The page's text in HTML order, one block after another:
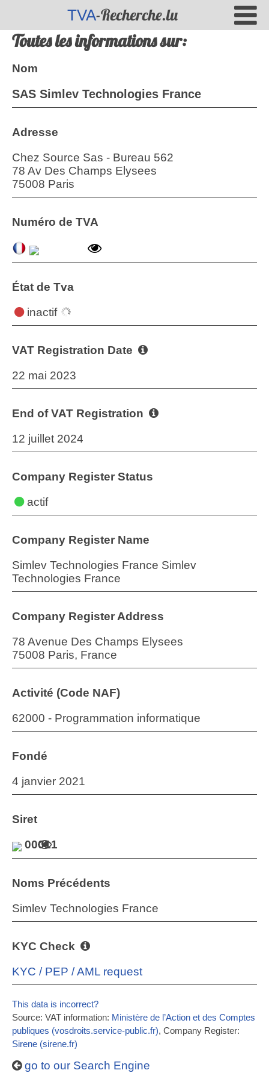
TVA-Recherche.lu
Toutes les informations sur:
Nom
SAS Simlev Technologies France
Adresse
Chez Source Sas - Bureau 562
78 Av Des Champs Elysees
75008 Paris
Numéro de TVA
État de Tva
inactif
VAT Registration Date
22 mai 2023
End of VAT Registration
12 juillet 2024
Company Register Status
actif
Company Register Name
Simlev Technologies France Simlev
Technologies France
Company Register Address
78 Avenue Des Champs Elysees
75008 Paris, France
Activité (Code NAF)
62000 - Programmation informatique
Fondé
4 janvier 2021
Siret
00011
Noms Précédents
Simlev Technologies France
KYC Check
KYC / PEP / AML request
This data is incorrect?
Source: VAT information: Ministère de l’Action et des Comptes
publiques (vosdroits.service-public.fr), Company Register:
Sirene (sirene.fr)
go to our Search Engine